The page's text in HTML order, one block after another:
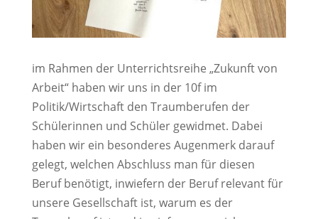
im Rahmen der Unterrichtsreihe „Zukunft von
Arbeit“ haben wir uns in der 10f im
Politik/Wirtschaft den Traumberufen der
Schülerinnen und Schüler gewidmet. Dabei
haben wir ein besonderes Augenmerk darauf
gelegt, welchen Abschluss man für diesen
Beruf benötigt, inwiefern der Beruf relevant für
unsere Gesellschaft ist, warum es der